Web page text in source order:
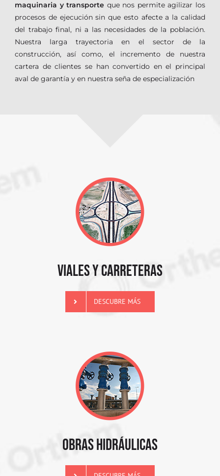
maquinaria y transporte que nos permite agilizar los
procesos de ejecución sin que esto afecte a la calidad
del trabajo final, ni a las necesidades de la población.
Nuestra larga trayectoria en el sector de la
construcción, así como, el incremento de nuestra
cartera de clientes se han convertido en el principal
aval de garantía y en nuestra seña de especialización
VIALES Y CARRETERAS
DESCUBRE MÁS
OBRAS HIDRÁULICAS